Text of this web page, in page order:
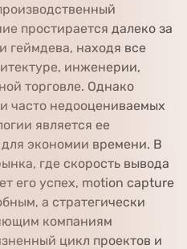
простирается далеко за
геймдева, находя все
инженерии,
торговле. Однако
часто недооцениваемых
является ее
экономии времени. В
где скорость вывода
его успех, motion capture
а стратегически
компаниям
цикл проектов и